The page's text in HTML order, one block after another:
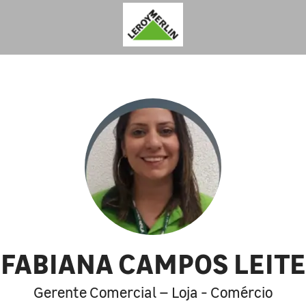
FABIANA CAMPOS LEITE
Gerente Comercial – Loja - Comércio